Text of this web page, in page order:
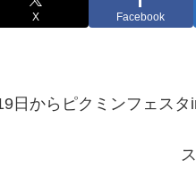
X Facebook
日からピクミンフェスタ